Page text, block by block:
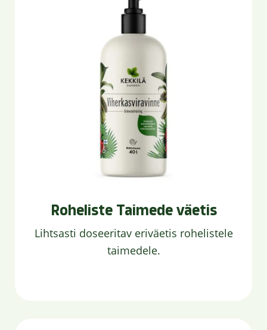
Roheliste Taimede väetis
Lihtsasti doseeritav eriväetis rohelistele
taimedele.